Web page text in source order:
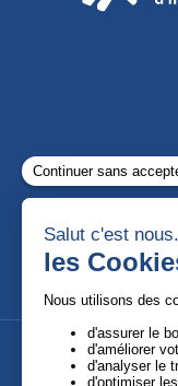
Suivez-nous !